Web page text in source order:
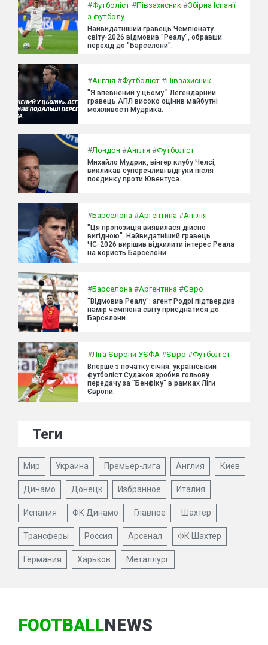
#Футболіст #Півзахисник #Збірна Іспанії
з футболу
Найвидатніший гравець Чемпіонату
світу-2026 відмовив "Реалу", обравши
перехід до "Барселони".
#Англія #Футболіст #Півзахисник
"Я впевнений у цьому." Легендарний
гравець АПЛ високо оцінив майбутні
можливості Мудрика.
#Лондон #Англія #Футболіст
Михайло Мудрик, вінгер клубу Челсі,
викликав суперечливі відгуки після
поєдинку проти Ювентуса.
#Барселона #Аргентина #Англія
"Ця пропозиція виявилася дійсно
вигідною". Найвидатніший гравець
ЧС-2026 вирішив відхилити інтерес Реала
на користь Барселони.
#Барселона #Аргентина #Євро
"Відмовив Реалу": агент Родрі підтвердив
намір чемпіона світу приєднатися до
Барселони.
#Ліга Європи УЄФА #Євро #Футболіст
Вперше з початку січня: український
футболіст Судаков зробив гольову
передачу за "Бенфіку" в рамках Ліги
Європи.
Теги
Мир Украина Премьер-лига Англия Киев
Динамо Донецк Избранное Италия
Испания ФК Динамо Главное Шахтер
Трансферы Россия Арсенал ФК Шахтер
Германия Харьков Металлург
FOOTBALLNEWS